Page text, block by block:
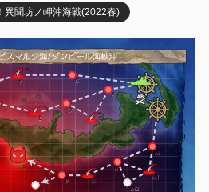
異聞坊ノ岬沖海戦(2022春)